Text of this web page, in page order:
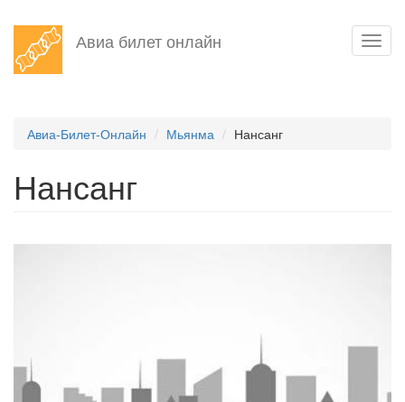
Перейти
основному
Авиа билет онлайн
Авиа-Билет-Онлайн Мьянма Нансанг
Нансанг